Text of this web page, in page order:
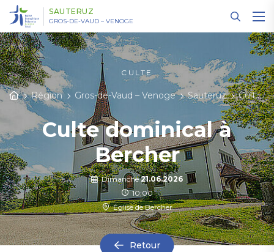
SAUTERUZ
GROS-DE-VAUD – VENOGE
CULTE
Région Gros-de-Vaud – Venoge Sauteruz Cultes et événements
Culte dominical à
Bercher
Dimanche21.06.2026
10:00
Église de Bercher
Retour
Panneau de gestion des cookies